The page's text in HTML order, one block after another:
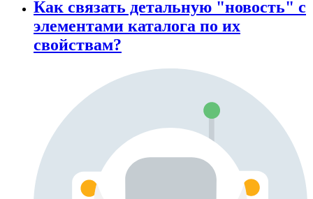
Как связать детальную "новость" с
элементами каталога по их
свойствам?